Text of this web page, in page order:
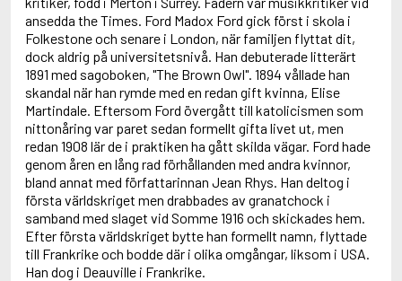
Adolfsson, Gunnar
Adolfsson, Josefine
Adolfsson, Maria
Adolphsen, Peter
ansedda the Times. Ford Madox Ford gick först i skola i
Folkestone och senare i London, när familjen flyttat dit,
dock aldrig på universitetsnivå. Han debuterade litterärt
1891 med sagoboken, "The Brown Owl". 1894 vållade han
skandal när han rymde med en redan gift kvinna, Elise
Martindale. Eftersom Ford övergått till katolicismen som
nittonåring var paret sedan formellt gifta livet ut, men
redan 1908 lär de i praktiken ha gått skilda vägar. Ford hade
genom åren en lång rad förhållanden med andra kvinnor,
bland annat med författarinnan Jean Rhys. Han deltog i
första världskriget men drabbades av granatchock i
samband med slaget vid Somme 1916 och skickades hem.
Efter första världskriget bytte han formellt namn, flyttade
till Frankrike och bodde där i olika omgångar, liksom i USA.
Han dog i Deauville i Frankrike.